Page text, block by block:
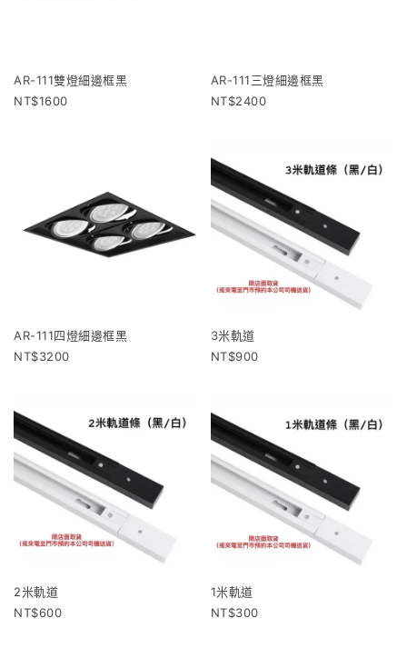
AR-111雙燈細邊框黑
1600
AR-111三燈細邊框黑
2400
AR-111四燈細邊框黑
3200
3米軌道
900
2米軌道
600
1米軌道
300